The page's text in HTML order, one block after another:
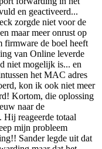
en geactiveerd...
zorgde niet voor de
maar meer onrust op
firmware de boel heeft
van Online leverde
niet mogelijk is... en
het MAC adres
kon ik ook niet meer
Kortom, die oplossing
naar de
Hij reageerde totaal
mijn probleem
Sander legde uit dat